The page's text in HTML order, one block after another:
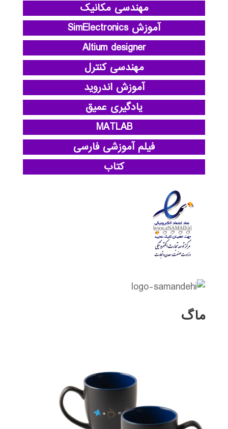
مهندسی مکانیک
آموزش SimElectronics
Altium designer
مهندسی کنترل
آموزش اندروید
یادگیری عمیق
MATLAB
فیلم آموزشی فارسی
کتاب
ماگ